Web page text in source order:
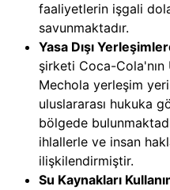
Calve
Boykot
Calve
Kimin
Sahibi
Kim?
faaliyetlerin işgali
savunmaktadır.
Yasa Dışı
şirketi Coca-
Mechola yerleşim
uluslararası hukuka
bölgede
ihlallerle ve insan
ilişkilendirmiştir.
Su Kaynakları